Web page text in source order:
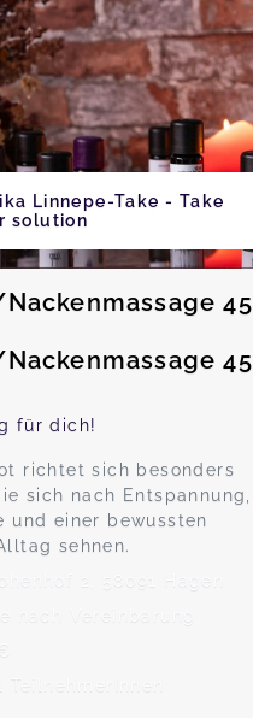
Linnepe-Take - Take
solution
45
45
für dich!
richtet sich besonders
sich nach Entspannung,
und einer bewussten
sehnen.
2, 58091 Hagen
nach Vereinbarung
TeilnehmerInnen